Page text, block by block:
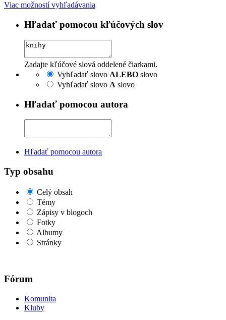
Viac možností vyhľadávania
Hľadať pomocou kľúčových slov
Zadajte kľúčové slová oddelené čiarkami.
Vyhľadať slovo ALEBO slovo
Vyhľadať slovo A slovo
Hľadať pomocou autora
Hľadať pomocou autora
Typ obsahu
Celý obsah
Témy
Zápisy v blogoch
Fotky
Albumy
Stránky
Fórum
Komunita
Kluby